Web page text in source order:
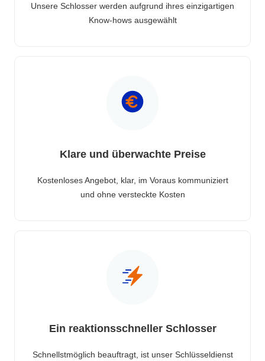
Unsere Schlosser werden aufgrund ihres einzigartigen
Know-hows ausgewählt
Klare und überwachte Preise
Kostenloses Angebot, klar, im Voraus kommuniziert
und ohne versteckte Kosten
Ein reaktionsschneller Schlosser
Schnellstmöglich beauftragt, ist unser Schlüsseldienst